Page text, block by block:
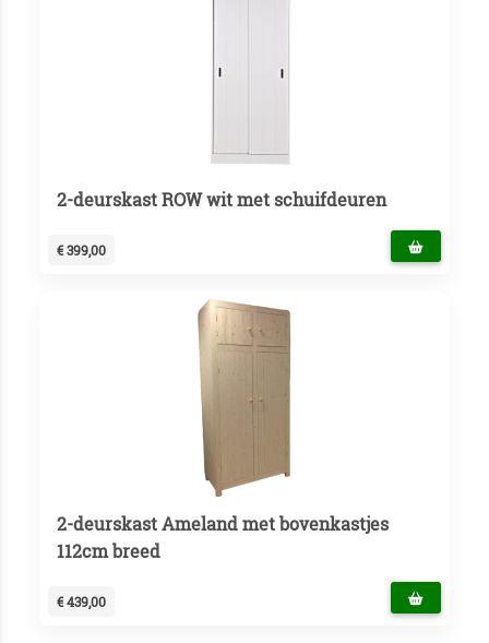
2-deurskast ROW wit met schuifdeuren
€ 399,00
2-deurskast Ameland met bovenkastjes
112cm breed
€ 439,00